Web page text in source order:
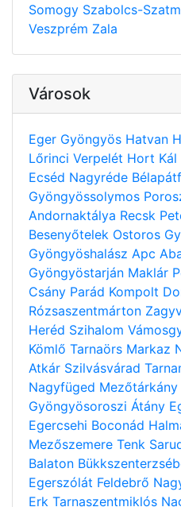
Somogy Szabolcs-
Veszprém Zala
Városok
Eger Gyöngyös Hatvan
Lőrinci Verpelét Hort Kál
Ecséd Nagyréde
Gyöngyössolymos
Andornaktálya Recsk
Besenyőtelek Ostoros
Gyöngyöshalász Apc
Gyöngyöstarján Maklár
Csány Parád Kompolt
Rózsaszentmárton
Heréd Szihalom
Kömlő Tarnaörs Markaz
Atkár Szilvásvárad
Nagyfüged Mezőtárkány
Gyöngyösoroszi Átány
Egercsehi Boconád
Mezőszemere Tenk
Balaton
Egerszólát Feldebrő
Erk Tarnaszentmiklós